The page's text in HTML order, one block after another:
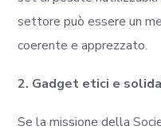
settore può essere un
coerente e apprezzato.
2. Gadget etici e
Se la missione della